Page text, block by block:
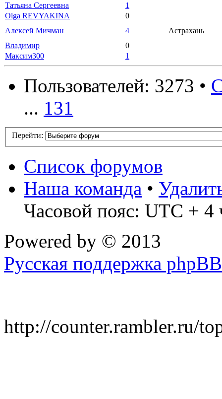
Татьяна Сергеевна
1
Olga REVYAKINA
0
Алексей Мичман
4
Астрахань
Владимир
0
Максим300
1
Пользователей: 3273 •
... 131
Перейти:
Список форумов
Наша команда •
Часовой пояс: UTC + 4
Powered by © 2013
Русская поддержка phpBB
http://counter.rambler.ru/